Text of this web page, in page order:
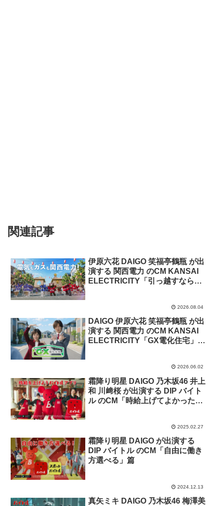
関連記事
伊原六花 DAIGO 笑福亭鶴瓶 が出
演する 関西電力 のCM KANSAI
ELECTRICITY「引っ越すなら関
2026.08.04
DAIGO 伊原六花 笑福亭鶴瓶 が出
演する 関西電力 のCM KANSAI
ELECTRICITY「GX電化住宅」篇
2026.06.02
霜降り明星 DAIGO 乃木坂46 井上
和 川﨑桜 が出演する DIP バイト
ル のCM「時給上げてよかった！
2025.02.27
霜降り明星 DAIGO が出演する
DIP バイトル のCM「自由に働き
方選べる」篇
2024.12.13
真矢ミキ DAIGO 乃木坂46 梅澤美